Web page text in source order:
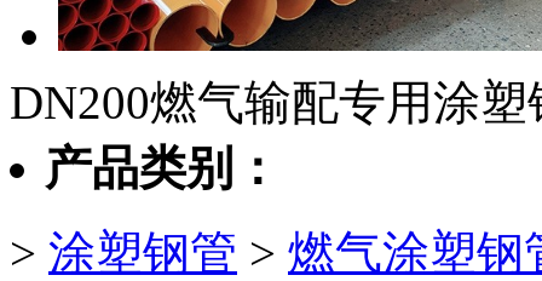
DN200燃气输配专用涂塑
产品类别：
> 涂塑钢管 > 燃气涂塑钢